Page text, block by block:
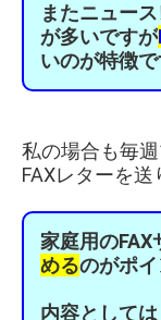
またニュー
が多いですが
いのが特徴で
私の場合も毎
FAXレターを送
家庭用のFAX
めるのがポイ
内容としては